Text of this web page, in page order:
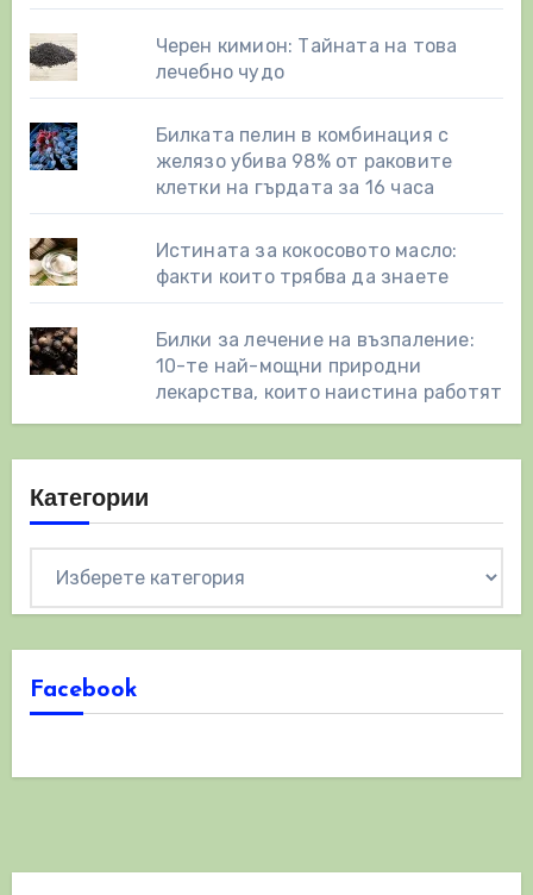
Черен кимион: Тайната на това
лечебно чудо
Билката пелин в комбинация с
желязо убива 98% от раковите
клетки на гърдата за 16 часа
Истината за кокосовото масло:
факти които трябва да знаете
Билки за лечение на възпаление:
10-те най-мощни природни
лекарства, които наистина работят
Категории
Facebook